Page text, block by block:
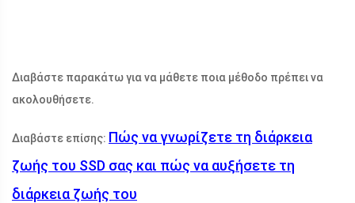
Διαβάστε παρακάτω για να μάθετε ποια μέθοδο πρέπει να
ακολουθήσετε.
Διαβάστε επίσης: Πώς να γνωρίζετε τη διάρκεια
ζωής του SSD σας και πώς να αυξήσετε τη
διάρκεια ζωής του